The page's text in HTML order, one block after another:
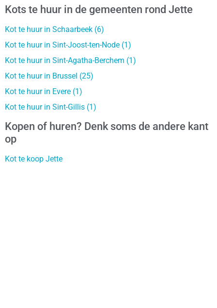
Kots te huur in de gemeenten rond Jette
Kot te huur in Schaarbeek (6)
Kot te huur in Sint-Joost-ten-Node (1)
Kot te huur in Sint-Agatha-Berchem (1)
Kot te huur in Brussel (25)
Kot te huur in Evere (1)
Kot te huur in Sint-Gillis (1)
Kopen of huren? Denk soms de andere kant
op
Kot te koop Jette